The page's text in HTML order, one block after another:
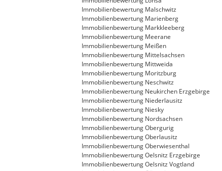
Immobilienbewertung Malschwitz
Immobilienbewertung Marienberg
Immobilienbewertung Markkleeberg
Immobilienbewertung Meerane
Immobilienbewertung Meißen
Immobilienbewertung Mittelsachsen
Immobilienbewertung Mittweida
Immobilienbewertung Moritzburg
Immobilienbewertung Neschwitz
Immobilienbewertung Neukirchen Erzgebirge
Immobilienbewertung Niederlausitz
Immobilienbewertung Niesky
Immobilienbewertung Nordsachsen
Immobilienbewertung Obergurig
Immobilienbewertung Oberlausitz
Immobilienbewertung Oberwiesenthal
Immobilienbewertung Oelsnitz Erzgebirge
Immobilienbewertung Oelsnitz Vogtland